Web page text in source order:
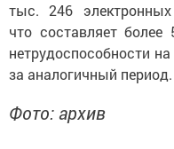
тыс. 246 электронных
что составляет
нетрудоспособности
за аналогичный период.
Фото: архив